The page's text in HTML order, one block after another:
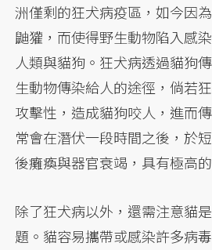
洲僅剩的狂犬病疫區，如今因
鼬獾，而使得野生動物陷入感
人類與貓狗。狂犬病透過貓狗
生動物傳染給人的途徑，倘若
攻擊性，造成貓狗咬人，進而
常會在潛伏一段時間之後，於
後癱瘓與器官衰竭，具有極高
除了狂犬病以外，還需注意貓
題。貓容易攜帶或感染許多病